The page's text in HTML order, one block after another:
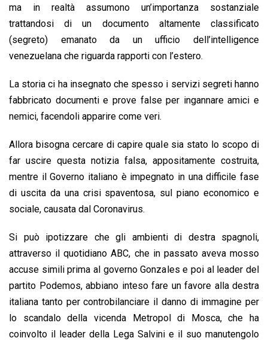
ma in realtà assumono un’importanza sostanziale
trattandosi di un documento altamente classificato
(segreto) emanato da un ufficio dell’intelligence
venezuelana che riguarda rapporti con l’estero.
La storia ci ha insegnato che spesso i servizi segreti hanno
fabbricato documenti e prove false per ingannare amici e
nemici, facendoli apparire come veri.
Allora bisogna cercare di capire quale sia stato lo scopo di
far uscire questa notizia falsa, appositamente costruita,
mentre il Governo italiano è impegnato in una difficile fase
di uscita da una crisi spaventosa, sul piano economico e
sociale, causata dal Coronavirus.
Si può ipotizzare che gli ambienti di destra spagnoli,
attraverso il quotidiano ABC, che in passato aveva mosso
accuse simili prima al governo Gonzales e poi al leader del
partito Podemos, abbiano inteso fare un favore alla destra
italiana tanto per controbilanciare il danno di immagine per
lo scandalo della vicenda Metropol di Mosca, che ha
coinvolto il leader della Lega Salvini e il suo manutengolo